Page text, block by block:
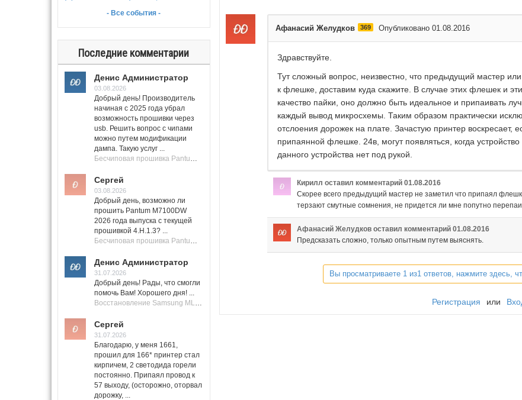
- Все события -
Последние комментарии
Денис Администратор
03.08.2026
Добрый день! Производитель
начиная с 2025 года убрал
возможность прошивки через
usb. Решить вопрос с чипами
можно путем модификации
дампа. Такую услуг ...
Бесчиповая прошивка Pantum M7100 Series (M7100, M7108, M7102, M7103, M7105)
Сергей
03.08.2026
Добрый день, возможно ли
прошить Pantum M7100DW
2026 года выпуска с текущей
прошивкой 4.H.1.3? ...
Бесчиповая прошивка Pantum M7100 Series (M7100, M7108, M7102, M7103, M7105)
Денис Администратор
31.07.2026
Добрый день! Рады, что смогли
помочь Вам! Хорошего дня! ...
Восстановление Samsung ML-1661, ML-1666 после не удачной прошивки.
Сергей
31.07.2026
Благодарю, у меня 1661,
прошил для 166* принтер стал
кирпичем, 2 светодида горели
постоянно. Припаял провод к
57 выходу, (осторожно, оторвал
дорожку, ...
Афанасий Желудков 369 Опубликовано 01.08.2016
Здравствуйте.
Тут сложный вопрос, неизвестно, что предыдущий мастер
к флешке, доставим куда скажите. В случае этих флешек и
качество пайки, оно должно быть идеальное и припаивать
каждый вывод микросхемы. Таким образом практически
отслоения дорожек на плате. Зачастую принтер воскресает,
припаянной флешке. 24в, могут появляться, когда устройство
данного устройства нет под рукой.
Кирилл оставил комментарий 01.08.2016
Скорее всего предыдущий мастер не заметил что припаял
терзают смутные сомнения, не придется ли мне попутно
Афанасий Желудков оставил комментарий 01.08.2016
Предсказать сложно, только опытным путем выяснять.
Вы просматриваете 1 из1 ответов, нажмите здесь,
Регистрация или